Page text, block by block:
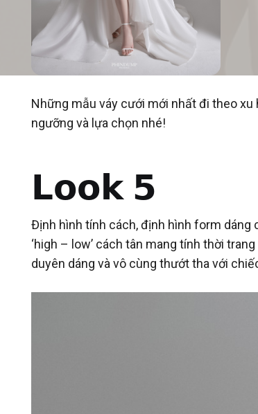
Những mẫu váy cưới mới nhất đi theo
ngưỡng và lựa chọn nhé!
𝗟𝗼𝗼𝗸 𝟱
Định hình tính cách, định hình form dáng
‘high – low’ cách tân mang tính thời
duyên dáng và vô cùng thướt tha với